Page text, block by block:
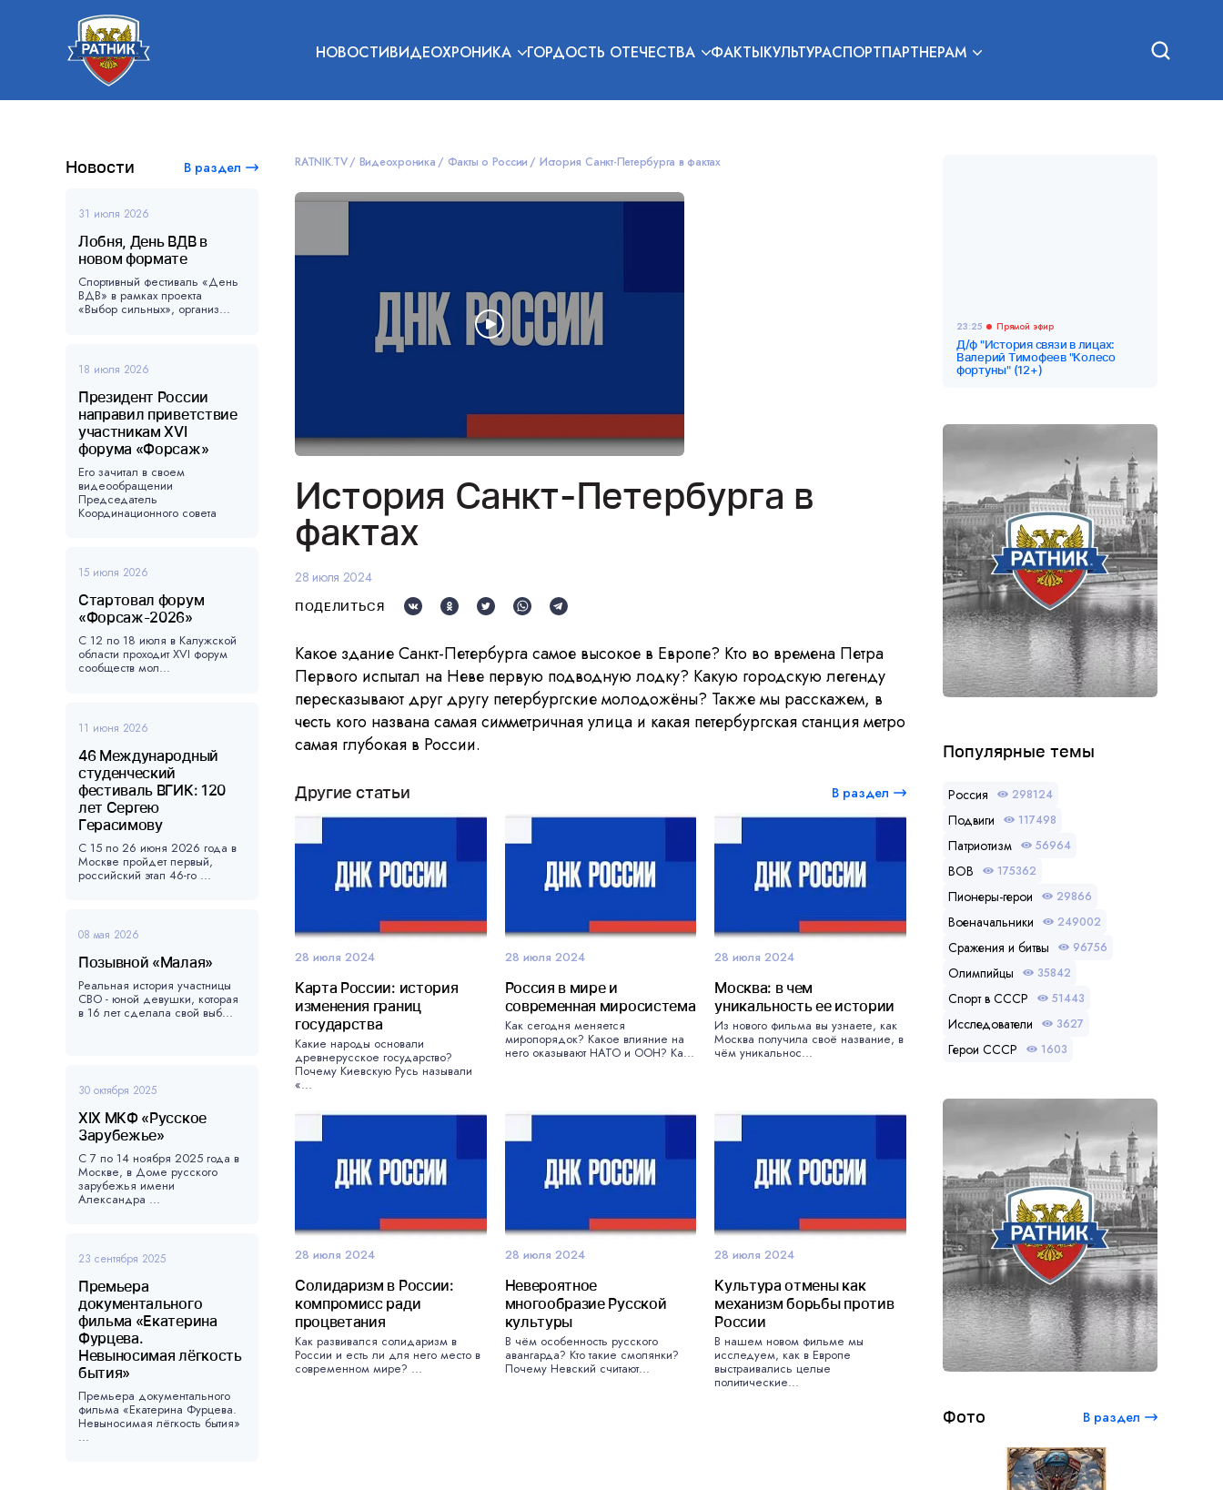
НОВОСТИВИДЕОХРОНИКА ГОРДОСТЬ ОТЕЧЕСТВА ФАКТЫКУЛЬТУРАСПОРТПАРТНЕРАМ
Новости В раздел
31 июля 2026
Лобня, День ВДВ в
новом формате
Спортивный фестиваль «День
ВДВ» в рамках проекта
«Выбор сильных», организ...
18 июля 2026
Президент России
направил приветствие
участникам XVI
форума «Форсаж»
Его зачитал в своем
видеообращении
Председатель
Координационного совета
15 июля 2026
Стартовал форум
«Форсаж-2026»
С 12 по 18 июля в Калужской
области проходит XVI форум
сообществ мол...
11 июня 2026
46 Международный
студенческий
фестиваль ВГИК: 120
лет Сергею
Герасимову
С 15 по 26 июня 2026 года в
Москве пройдет первый,
российский этап 46-го ...
08 мая 2026
Позывной «Малая»
Реальная история участницы
СВО - юной девушки, которая
в 16 лет сделала свой выб...
30 октября 2025
XIX МКФ «Русское
Зарубежье»
С 7 по 14 ноября 2025 года в
Москве, в Доме русского
зарубежья имени
Александра ...
23 сентября 2025
Премьера
документального
фильма «Екатерина
Фурцева.
Невыносимая лёгкость
бытия»
Премьера документального
фильма «Екатерина Фурцева.
Невыносимая лёгкость бытия»
...
RATNIK.TV Видеохроника Факты о России История Санкт-Петербурга в фактах
История Санкт-Петербурга в
фактах
28 июля 2024
ПОДЕЛИТЬСЯ
Какое здание Санкт-Петербурга самое высокое в Европе? Кто во времена Петра
Первого испытал на Неве первую подводную лодку? Какую городскую легенду
пересказывают друг другу петербургские молодожёны? Также мы расскажем, в
честь кого названа самая симметричная улица и какая петербургская станция метро
самая глубокая в России.
Другие статьи В раздел
28 июля 2024
Карта России: история
изменения границ
государства
Какие народы основали
древнерусское государство?
Почему Киевскую Русь называли
«...
28 июля 2024
Россия в мире и
современная миросистема
Как сегодня меняется
миропорядок? Какое влияние на
него оказывают НАТО и ООН? Ка...
28 июля 2024
Москва: в чем
уникальность ее истории
Из нового фильма вы узнаете, как
Москва получила своё название, в
чём уникальнос...
28 июля 2024
Солидаризм в России:
компромисс ради
процветания
Как развивался солидаризм в
России и есть ли для него место в
современном мире? ...
28 июля 2024
Невероятное
многообразие Русской
культуры
В чём особенность русского
авангарда? Кто такие смолянки?
Почему Невский считают...
28 июля 2024
Культура отмены как
механизм борьбы против
России
В нашем новом фильме мы
исследуем, как в Европе
выстраивались целые
политические...
23:25 Прямой эфир
Д/ф "История связи в лицах:
Валерий Тимофеев "Колесо
фортуны" (12+)
Популярные темы
Россия 298124
Подвиги 117498
Патриотизм 56964
ВОВ 175362
Пионеры-герои 29866
Военачальники 249002
Сражения и битвы 96756
Олимпийцы 35842
Спорт в СССР 51443
Исследователи 3627
Герои СССР 1603
Фото В раздел